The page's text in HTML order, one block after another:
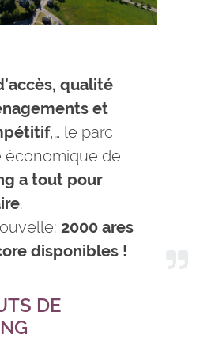
qualité
et
,… le parc
économique de
a tout pour
.
2000 ares
disponibles !
DE